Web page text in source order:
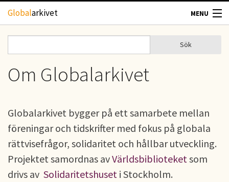
Hoppa till huvudinnehåll
Globalarkivet MENU
TIDSKRIFTER
OM OSS
KONTAKT
Sökformulär
Sök
Om Globalarkivet
Globalarkivet bygger på ett samarbete mellan
föreningar och tidskrifter med fokus på globala
rättvisefrågor, solidaritet och hållbar utveckling.
Projektet samordnas avVärldsbiblioteketsom
drivs av Solidaritetshuset i Stockholm.